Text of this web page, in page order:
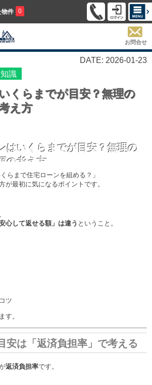
物件 0
お問合せ
DATE: 2026-01-23
識
くらまでが目安？無理の
え方
はいくらまでが目安？無理の
の考え方
らまで住宅ローンを組める？」
が最初に気になるポイントです。
心して返せる額」は違う ということ。
ツ
す。
安は「返済負担率」で考える
返済負担率です。